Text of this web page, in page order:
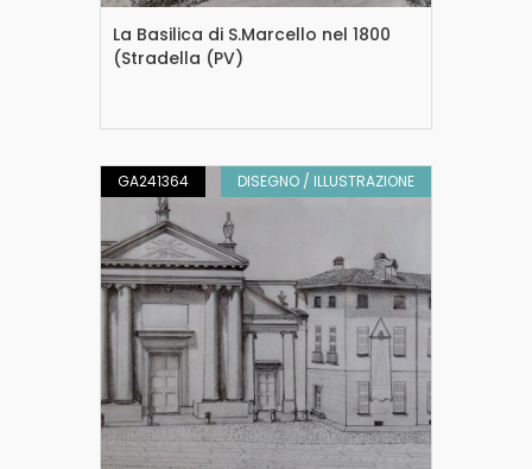
La Basilica di S.Marcello nel 1800
(Stradella (PV)
GA241364 DISEGNO / ILLUSTRAZIONE